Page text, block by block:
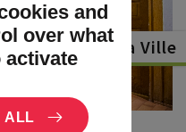
Dambach la Ville
and
over what
activate
ALL